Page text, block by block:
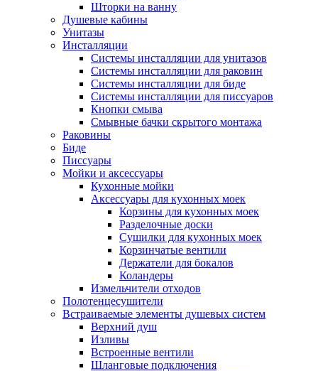
Шторки на ванну
Душевые кабины
Унитазы
Инсталляции
Системы инсталляции для унитазов
Системы инсталляции для раковин
Системы инсталляции для биде
Системы инсталляции для писсуаров
Кнопки смыва
Смывные бачки скрытого монтажа
Раковины
Биде
Писсуары
Мойки и аксессуары
Кухонные мойки
Аксессуары для кухонных моек
Корзины для кухонных моек
Разделочные доски
Сушилки для кухонных моек
Корзинчатые вентили
Держатели для бокалов
Коландеры
Измельчители отходов
Полотенцесушители
Встраиваемые элементы душевых систем
Верхний душ
Изливы
Встроенные вентили
Шланговые подключения